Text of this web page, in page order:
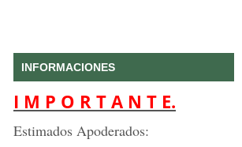
INFORMACIONES
I M P O R T A N T E.
Estimados Apoderados: